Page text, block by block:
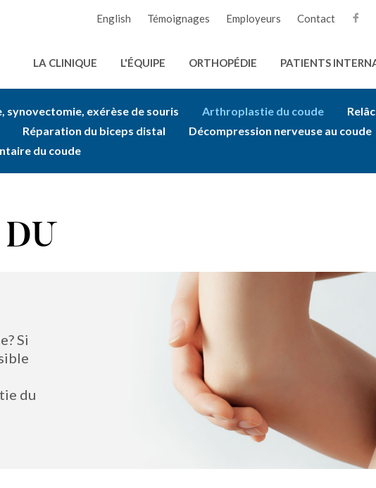
English Témoignages Employeurs Contact
LA CLINIQUE L'ÉQUIPE ORTHOPÉDIE PATIENTS
synovectomie, exérèse de souris Arthroplastie du coude
Réparation du biceps distal
Décompression nerveuse au coude
du coude
Si
du